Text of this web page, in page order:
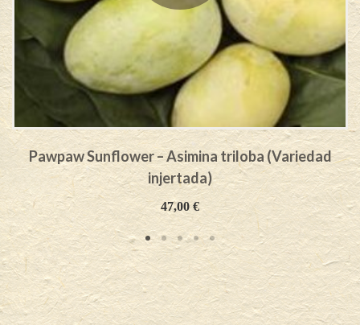
Pawpaw Sunflower – Asimina triloba (Variedad
injertada)
47,00€